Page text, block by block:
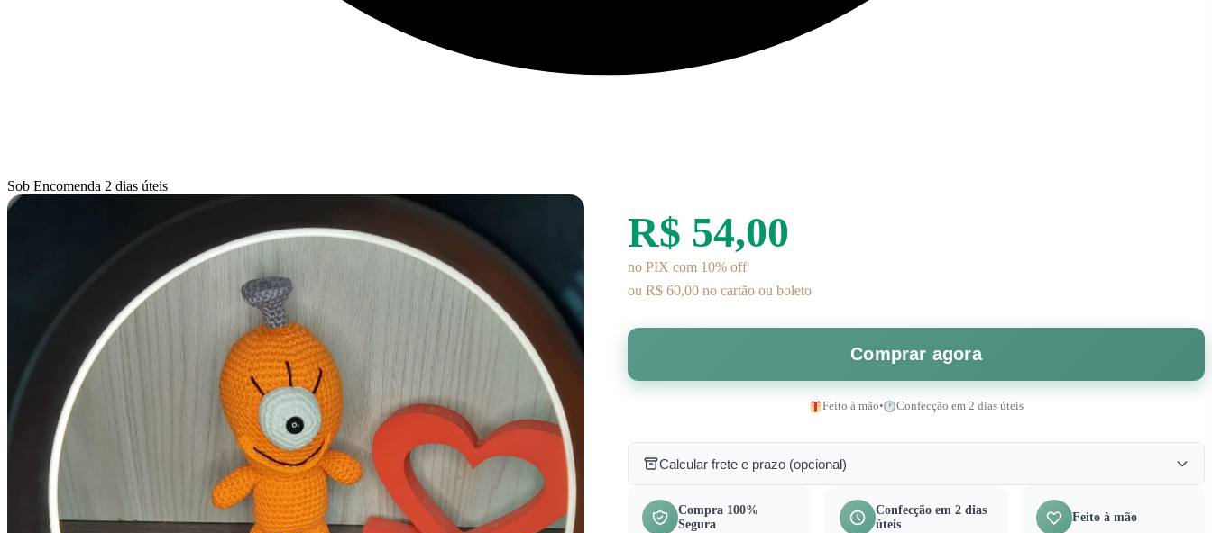
Sob Encomenda 2 dias úteis
R$ 54,00
no PIX com 10% off
ou R$ 60,00 no cartão ou boleto
Calcular frete e prazo (opcional)
Comprar agora
Feito à mão• Confecção em 2 dias úteis
Compra 100%
Segura
Confecção em 2 dias
úteis
Feito à mão